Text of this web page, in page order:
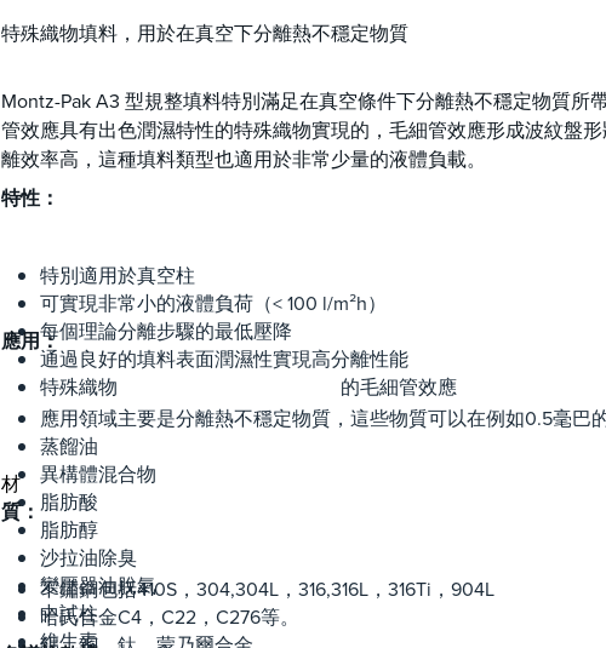
特殊織物填料，用於在真空下分離熱不穩定物質
Montz-Pak A3 型規整填料特別滿足在真空條件下分離熱不穩定物質所
管效應具有出色潤濕特性的特殊織物實現的，毛細管效應形成波紋盤
離效率高，這種填料類型也適用於非常少量的液體負載。
特性：
特別適用於真空柱
可實現非常小的液體負荷（< 100 l/m²h）
每個理論分離步驟的最低壓降
通過良好的填料表面潤濕性實現高分離性能
特殊織物 的
應用：
應用領域主要是分離熱不穩定物質，這些物質可以在例如0.5毫巴
蒸餾油
異構體混合物
脂肪酸
脂肪醇
沙拉油除臭
變壓器油脫氣
中試柱
維生素
材
質：
不鏽鋼包括410S，304,304L，316,316L，316Ti，904L
哈氏合金C4，C22，C276等。